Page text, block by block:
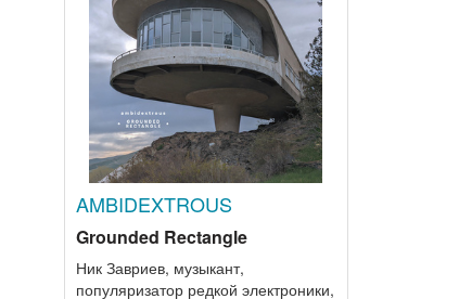
AMBIDEXTROUS
Grounded Rectangle
Ник Завриев, музыкант,
популяризатор редкой электроники,